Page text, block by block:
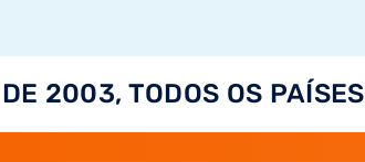
2003, TODOS OS PAÍSES